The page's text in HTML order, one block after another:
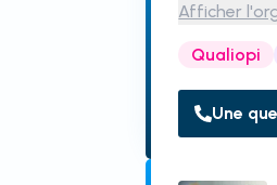
Afficher
Qualiopi
Une